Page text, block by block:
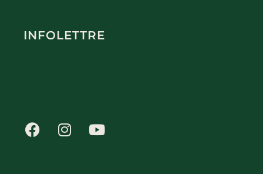
INFOLETTRE